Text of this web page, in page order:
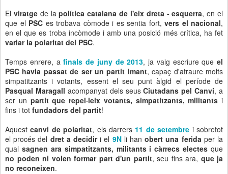
El viratgede lapolítica catalana de l'eix dreta - esquerra, en el
que el PSC es trobava còmode i es sentia fort, vers el nacional,
en el que es troba incòmode i amb una posició més crítica, ha fet
variar la polaritat del PSC.
Temps enrere, afinals de juny de 2013, ja vaig escriure que el
PSC havia passat de ser un partit imant, capaç d'atraure molts
simpatitzants i votants, essent el seu punt àlgid el període de
Pasqual Maragall acompanyat dels seusCiutadans pel Canvi, a
ser un partit que repel·leix votants, simpatitzants, militants i
fins i tot fundadors del partit!
Aquestcanvi de polaritat, els darrers 11 de setembre i sobretot
el procés del dret a decidiri el 9Nli hanobert una feridaper la
qual sagnen ara simpatitzants, militants i càrrecs electes que
no poden ni volen formar part d'un partit, seu fins ara, que ja
no reconeixen.